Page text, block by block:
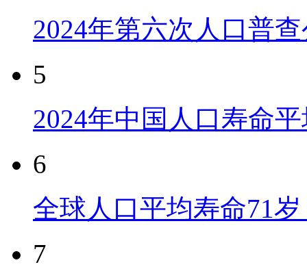
2024年第六次人口普
5
2024年中国人口寿命
6
全球人口平均寿命71
7